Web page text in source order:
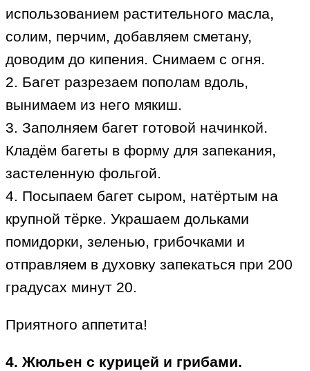
использованием растительного масла,
солим, перчим, добавляем сметану,
доводим до кипения. Снимаем с огня.
2. Багет разрезаем пополам вдоль,
вынимаем из него мякиш.
3. Заполняем багет готовой начинкой.
Кладём багеты в форму для запекания,
застеленную фольгой.
4. Посыпаем багет сыром, натёртым на
крупной тёрке. Украшаем дольками
помидорки, зеленью, грибочками и
отправляем в духовку запекаться при 200
градусах минут 20.
Приятного аппетита!
4. Жюльен с курицей и грибами.